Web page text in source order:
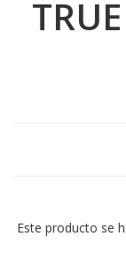
Este producto se